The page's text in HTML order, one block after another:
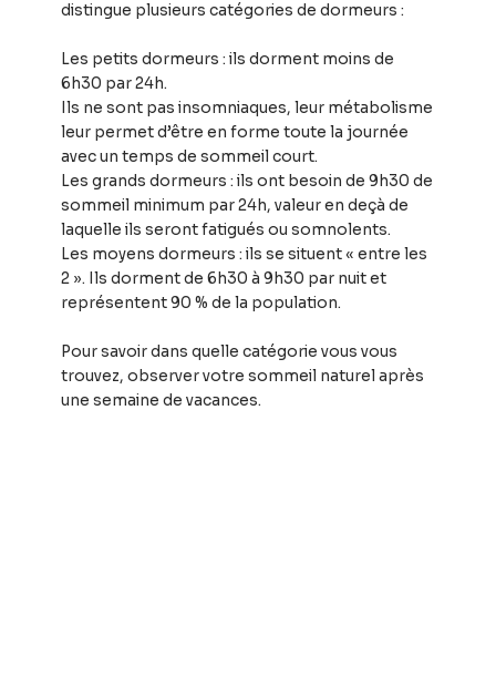
distingue plusieurs catégories de dormeurs :
Les petits dormeurs : ils dorment moins de
6h30 par 24h.
Ils ne sont pas insomniaques, leur métabolisme
leur permet d’être en forme toute la journée
avec un temps de sommeil court.
Les grands dormeurs : ils ont besoin de 9h30 de
sommeil minimum par 24h, valeur en deçà de
laquelle ils seront fatigués ou somnolents.
Les moyens dormeurs : ils se situent « entre les
2 ». Ils dorment de 6h30 à 9h30 par nuit et
représentent 90 % de la population.
Pour savoir dans quelle catégorie vous vous
trouvez, observer votre sommeil naturel après
une semaine de vacances.